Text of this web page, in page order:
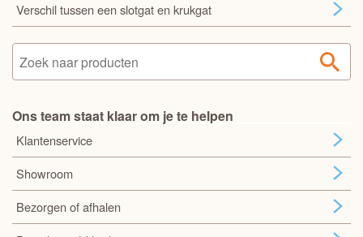
Verschil tussen een slotgat en krukgat
Ons team staat klaar om je te helpen
Klantenservice
Showroom
Bezorgen of afhalen